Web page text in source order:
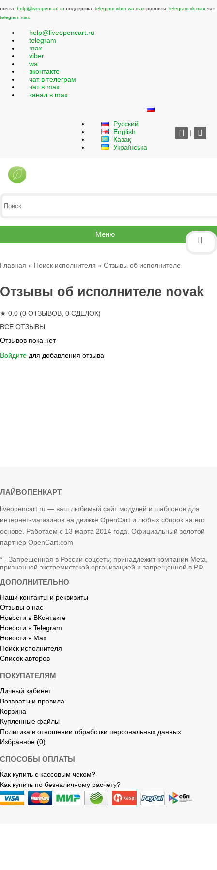
почта: help@liveopencart.ru поддержка: telegram viber wa max новости: telegram vk max чат:
telegram max
help@liveopencart.ru
telegram
max
viber
wa
вконтакте
чат в телеграм
чат в max
канал в max
Русский
English
Қазақ
Українська
|
Меню
Главная » Поиск исполнителя » Отзывы об исполнителе
Отзывы об исполнителе novak
★ 0.0 (0 ОТЗЫВОВ, 0 СДЕЛОК)
ВСЕ ОТЗЫВЫ
Отзывов пока нет
Войдите для добавления отзыва
ЛАЙВОПЕНКАРТ
liveopencart.ru — ваш любимый сайт модулей и шаблонов для
интернет-магазинов на движке OpenCart и любых сборок на его
основе. Работаем с 13 марта 2014 года. Официальный золотой
партнер OpenCart.com
* - Запрещенная в России соцсеть; принадлежит компании Meta,
признанной экстремистской организацией и запрещенной в РФ.
ДОПОЛНИТЕЛЬНО
Наши контакты и реквизиты
Отзывы о нас
Новости в ВКонтакте
Новости в Telegram
Новости в Max
Поиск исполнителя
Список авторов
ПОКУПАТЕЛЯМ
Личный кабинет
Возвраты и правила
Корзина
Купленные файлы
Политика в отношении обработки персональных данных
Избранное (0)
СПОСОБЫ ОПЛАТЫ
Как купить с кассовым чеком?
Как купить по безналичному расчету?